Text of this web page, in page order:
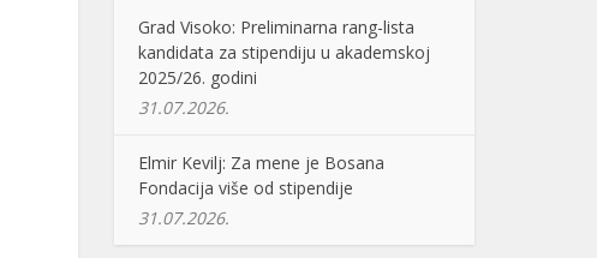
Grad Visoko: Preliminarna rang-lista
kandidata za stipendiju u akademskoj
2025/26. godini
31.07.2026.
Elmir Kevilj: Za mene je Bosana
Fondacija više od stipendije
31.07.2026.